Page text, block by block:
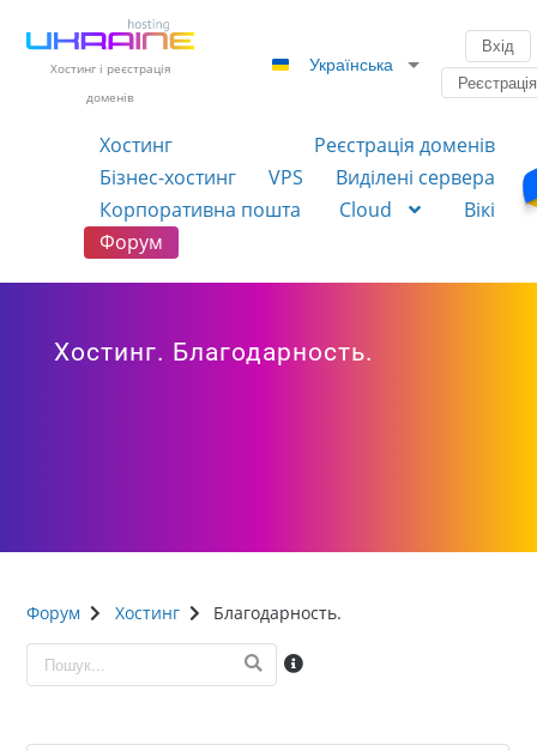
Хостинг і реєстрація
доменів
Українська
Вхід
Реєстрація
Хостинг
Реєстрація доменів
Бізнес-хостинг
VPS
Виділені сервера
Корпоративна пошта
Cloud
Вікі
Форум
Хостинг. Благодарность.
Форум Хостинг Благодарность.